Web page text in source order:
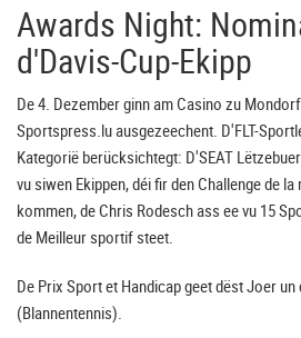
Awards Night:
d'Davis-Cup-Ekipp
De 4. Dezember ginn am Casino zu
Sportspress.lu ausgezeechent. D'FLT-
Kategorië berücksichtegt: D'SEAT
vu siwen Ekippen, déi fir den Challenge de
kommen, de Chris Rodesch ass ee vu 15
de Meilleur sportif steet.
De Prix Sport et Handicap geet dëst Joer
(Blannentennis).